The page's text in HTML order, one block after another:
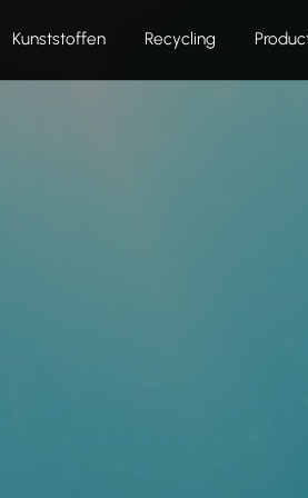
Kunststoffen Recycling